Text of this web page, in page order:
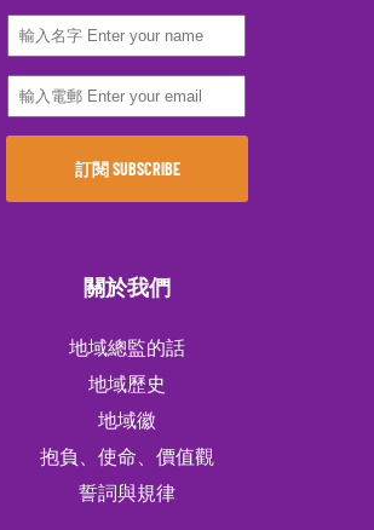
關於我們
地域總監的話
地域歷史
地域徽
抱負、使命、價值觀
誓詞與規律